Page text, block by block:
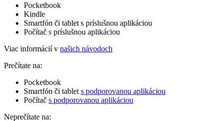
Pocketbook
Kindle
Smartfón či tablet s príslušnou aplikáciou
Počítač s príslušnou aplikáciou
Viac informácií v našich návodoch
Prečítate na:
Pocketbook
Smartfón či tablet s podporovanou aplikáciou
Počítač s podporovanou aplikáciou
Neprečítate na: